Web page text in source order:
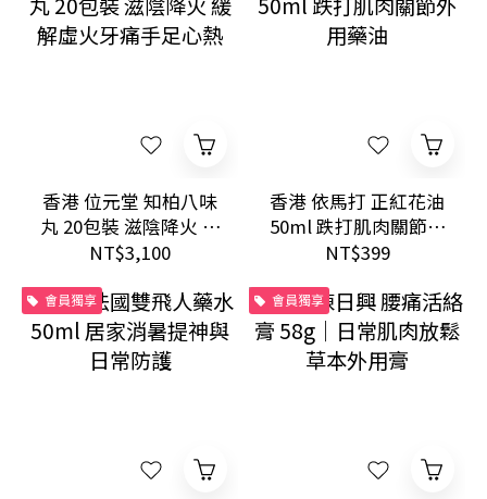
香港 位元堂 知柏八味
丸 20包裝 滋陰降火 緩
解虛火牙痛手足心熱
NT$3,100
香港 依馬打 正紅花油
50ml 跌打肌肉關節外
用藥油
NT$399
會員獨享 會員獨享